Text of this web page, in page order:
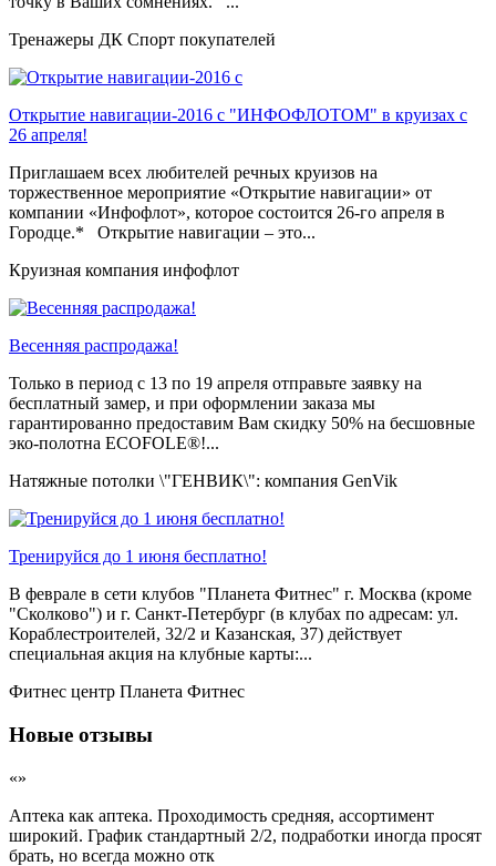
Тренажеры ДК Спорт покупателей
Открытие навигации-2016 с "ИНФОФЛОТОМ" в круизах с
26 апреля!
Приглашаем всех любителей речных круизов на
торжественное мероприятие «Открытие навигации» от
компании «Инфофлот», которое состоится 26-го апреля в
Городце.* Открытие навигации – это...
Круизная компания инфофлот
Весенняя распродажа!
Только в период c 13 по 19 апреля отправьте заявку на
бесплатный замер, и при оформлении заказа мы
гарантированно предоставим Вам скидку 50% на бесшовные
эко-полотна ECOFOLE®!...
Натяжные потолки \"ГЕНВИК\": компания GenVik
Тренируйся до 1 июня бесплатно!
В феврале в сети клубов "Планета Фитнес" г. Москва (кроме
"Сколково") и г. Санкт-Петербург (в клубах по адресам: ул.
Кораблестроителей, 32/2 и Казанская, 37) действует
специальная акция на клубные карты:...
Фитнес центр Планета Фитнес
Новые отзывы
«»
Аптека как аптека. Проходимость средняя, ассортимент
широкий. График стандартный 2/2, подработки иногда просят
брать, но всегда можно отк